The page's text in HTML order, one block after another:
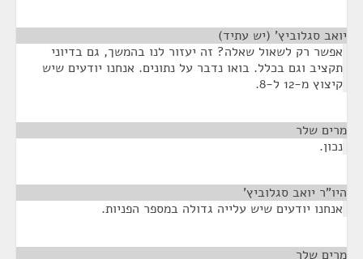
יואב סגלוביץ' (יש עתיד)
אפשר רק לשאול שאלה? זה יעזור לנו בהמשך, גם בדיוני
תקציב וגם בכלל. בואו נדבר על נתונים. אנחנו יודעים שיש
קיצוץ מ-12 ל-8.
מרים שלר
נכון.
היו"ר יואב סגלוביץ'
אנחנו יודעים שיש עלייה גדולה במספר הפניות.
מרים שלר